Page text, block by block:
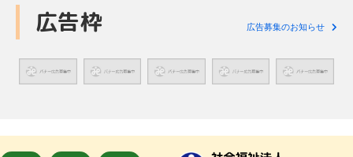
広告枠 広告募集のお知らせ